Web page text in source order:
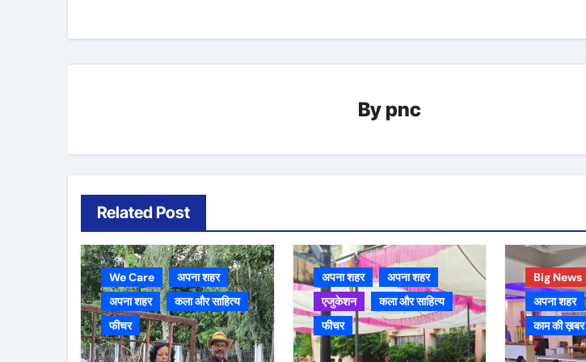
By pnc
Related Post
We Care
अपना शहर
अपना शहर
कला और साहित्य
फीचर
अपना शहर
अपना शहर
एजुकेशन
कला और साहित्य
फीचर
Big News
अपना शहर
काम की ख़बर